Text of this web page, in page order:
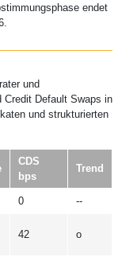
endet
und
Credit Default Swaps in
und strukturierten
CDS
bps
Trend
0 --
42 o